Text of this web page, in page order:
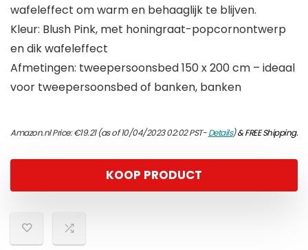
wafeleffect om warm en behaaglijk te blijven.
Kleur: Blush Pink, met honingraat-popcornontwerp
en dik wafeleffect
Afmetingen: tweepersoonsbed 150 x 200 cm – ideaal
voor tweepersoonsbed of banken, banken
Amazon.nl Price:€19.21(as of 10/04/2023 02:02 PST-Details)&FREE Shipping.
KOOP PRODUCT